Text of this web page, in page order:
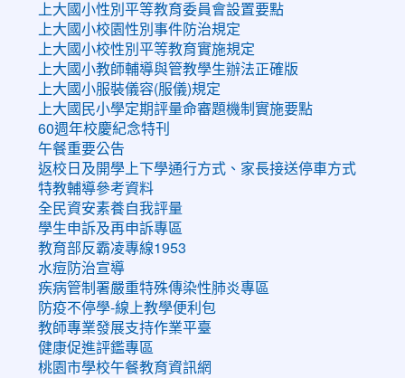
上大國小性別平等教育委員會設置要點
上大國小校園性別事件防治規定
上大國小校性別平等教育實施規定
上大國小教師輔導與管教學生辦法正確版
上大國小服裝儀容(服儀)規定
上大國民小學定期評量命審題機制實施要點
60週年校慶紀念特刊
午餐重要公告
返校日及開學上下學通行方式、家長接送停車方式
特教輔導參考資料
全民資安素養自我評量
學生申訴及再申訴專區
教育部反霸凌專線1953
水痘防治宣導
疾病管制署嚴重特殊傳染性肺炎專區
防疫不停學-線上教學便利包
教師專業發展支持作業平臺
健康促進評鑑專區
桃園市學校午餐教育資訊網